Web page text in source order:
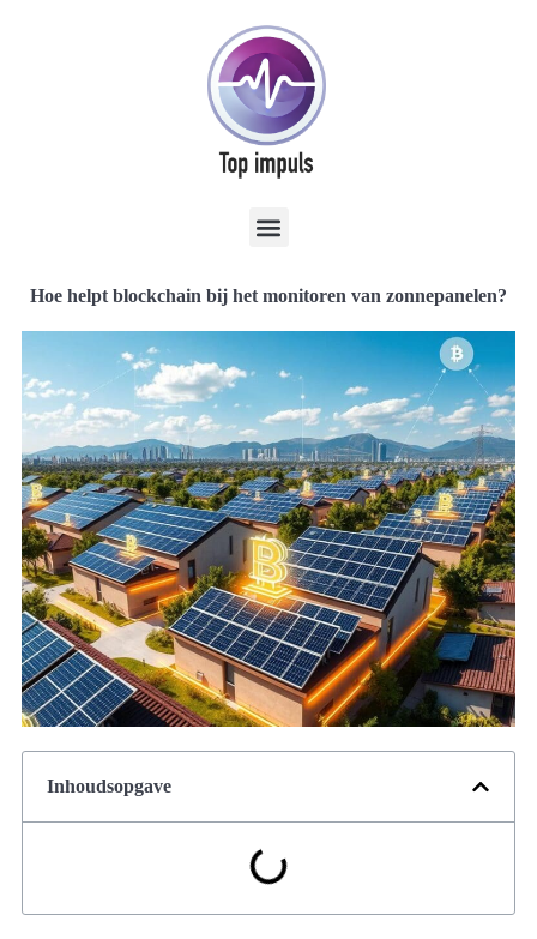
Hoe helpt blockchain bij het monitoren van zonnepanelen?
Inhoudsopgave